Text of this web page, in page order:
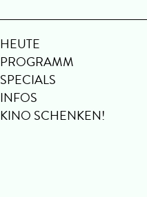
HEUTE
PROGRAMM
SPECIALS
INFOS
KINO SCHENKEN!